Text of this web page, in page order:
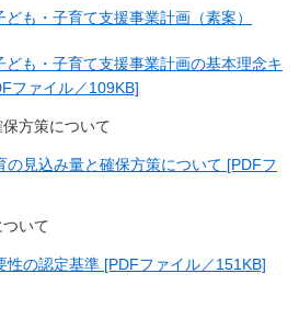
も・子育て支援事業計画（素案）
も・子育て支援事業計画の基本理念キ
ファイル／109KB]
方策について
見込み量と確保方策について [PDFフ
いて
の認定基準 [PDFファイル／151KB]